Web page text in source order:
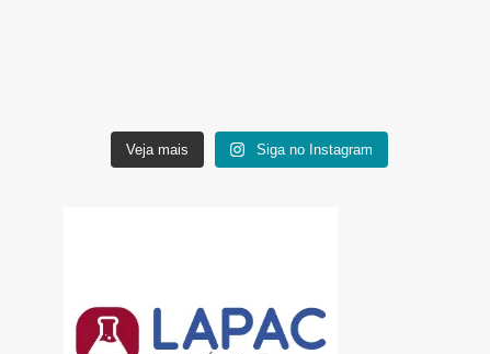
Veja mais Siga no Instagram